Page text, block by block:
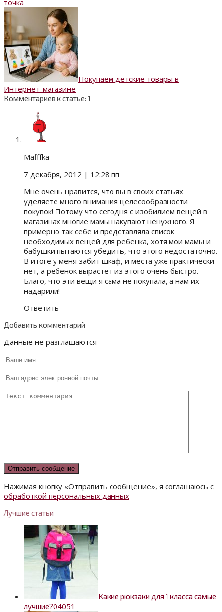
точка
Покупаем детские товары в
Интернет-магазине
Комментариев к статье: 1
Mafffka
7 декабря, 2012 | 12:28 пп
Мне очень нравится, что вы в своих статьях
уделяете много внимания целесообразности
покупок! Потому что сегодня с изобилием вещей в
магазинах многие мамы накупают ненужного. Я
примерно так себе и представляла список
необходимых вещей для ребенка, хотя мои мамы и
бабушки пытаются убедить, что этого недостаточно.
В итоге у меня забит шкаф, и места уже практически
нет, а ребенок вырастет из этого очень быстро.
Благо, что эти вещи я сама не покупала, а нам их
надарили!
Ответить
Добавить комментарий
Данные не разглашаются
Нажимая кнопку «Отправить сообщение», я соглашаюсь с
обработкой персональных данных
Лучшие статьи
Какие рюкзаки для 1 класса самые
лучшие?04051